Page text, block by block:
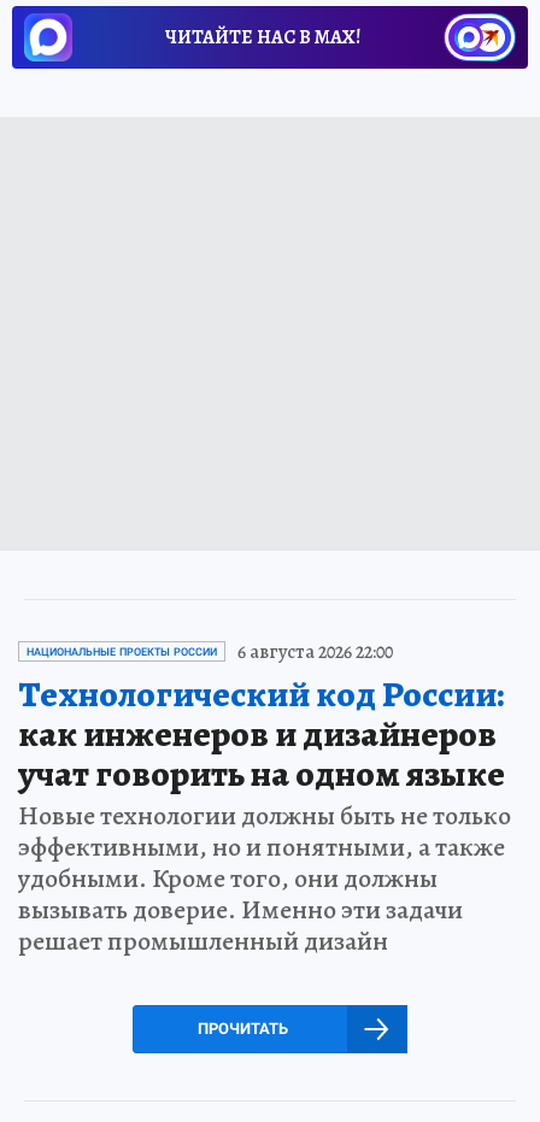
ЧИТАЙТЕ НАС В МАХ!
НАЦИОНАЛЬНЫЕ ПРОЕКТЫ РОССИИ 6 августа 2026 22:00
Технологический код России:
как инженеров и дизайнеров
учат говорить на одном языке
Новые технологии должны быть не только
эффективными, но и понятными, а также
удобными. Кроме того, они должны
вызывать доверие. Именно эти задачи
решает промышленный дизайн
ПРОЧИТАТЬ